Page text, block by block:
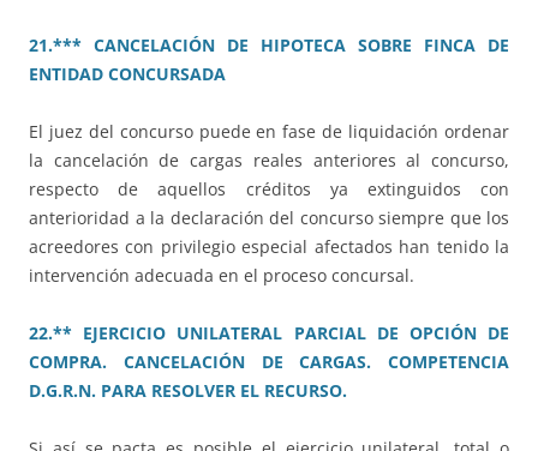
21.*** CANCELACIÓN DE HIPOTECA SOBRE FINCA DE
ENTIDAD CONCURSADA
El juez del concurso puede en fase de liquidación ordenar
la cancelación de cargas reales anteriores al concurso,
respecto de aquellos créditos ya extinguidos con
anterioridad a la declaración del concurso siempre que los
acreedores con privilegio especial afectados han tenido la
intervención adecuada en el proceso concursal.
22.** EJERCICIO UNILATERAL PARCIAL DE OPCIÓN DE
COMPRA. CANCELACIÓN DE CARGAS. COMPETENCIA
D.G.R.N. PARA RESOLVER EL RECURSO.